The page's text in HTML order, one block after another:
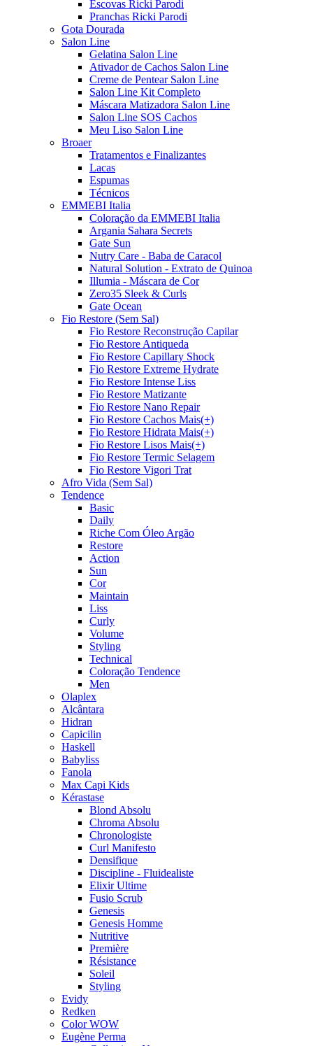
Escovas Ricki Parodi
Pranchas Ricki Parodi
Gota Dourada
Salon Line
Gelatina Salon Line
Ativador de Cachos Salon Line
Creme de Pentear Salon Line
Salon Line Kit Completo
Máscara Matizadora Salon Line
Salon Line SOS Cachos
Meu Liso Salon Line
Broaer
Tratamentos e Finalizantes
Lacas
Espumas
Técnicos
EMMEBI Italia
Coloração da EMMEBI Italia
Argania Sahara Secrets
Gate Sun
Nutry Care - Baba de Caracol
Natural Solution - Extrato de Quinoa
Illumia - Máscara de Cor
Zero35 Sleek & Curls
Gate Ocean
Fio Restore (Sem Sal)
Fio Restore Reconstrução Capilar
Fio Restore Antiqueda
Fio Restore Capillary Shock
Fio Restore Extreme Hydrate
Fio Restore Intense Liss
Fio Restore Matizante
Fio Restore Nano Repair
Fio Restore Cachos Mais(+)
Fio Restore Hidrata Mais(+)
Fio Restore Lisos Mais(+)
Fio Restore Termic Selagem
Fio Restore Vigori Trat
Afro Vida (Sem Sal)
Tendence
Basic
Daily
Riche Com Óleo Argão
Restore
Action
Sun
Cor
Maintain
Liss
Curly
Volume
Styling
Technical
Coloração Tendence
Men
Olaplex
Alcântara
Hidran
Capicilin
Haskell
Babyliss
Fanola
Max Capi Kids
Kérastase
Blond Absolu
Chroma Absolu
Chronologiste
Curl Manifesto
Densifique
Discipline - Fluidealiste
Elixir Ultime
Fusio Scrub
Genesis
Genesis Homme
Nutritive
Première
Résistance
Soleil
Styling
Evidy
Redken
Color WOW
Eugène Perma